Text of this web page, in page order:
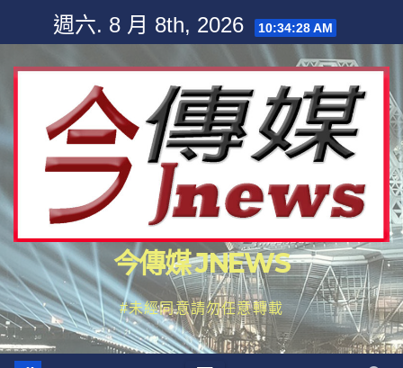
content
週六. 8 月 8th, 2026 10:34:30 AM
今傳媒 JNEWS
#未經同意請勿任意轉載